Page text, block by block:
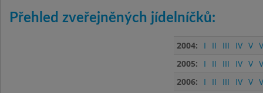
Přehled zveřejněných jídelníčků:
2004: I II III IV V
2005:
I II III IV V
2006:
I II III IV V